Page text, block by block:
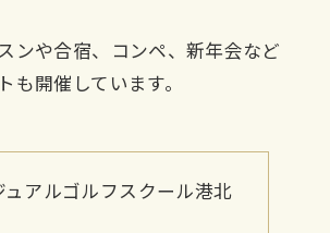
ンや合宿、コンペ、新年会など
も開催しています。
ュアルゴルフスクール港北